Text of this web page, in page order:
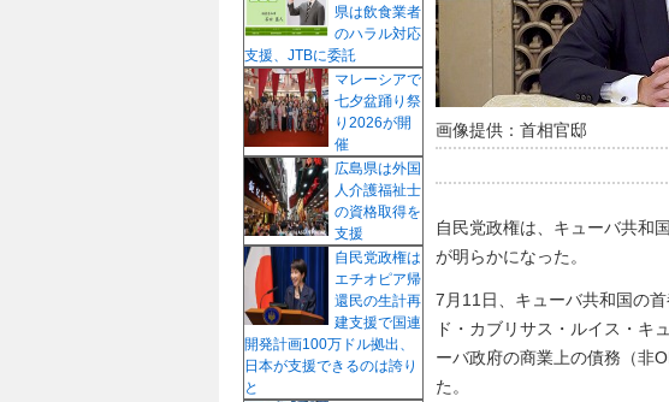
画像提供：首相官邸
自民党政権は、キューバ共和
が明らかになった。
7月11日、キューバ共和国の
ド・カブリサス・ルイス・キ
ーバ政府の商業上の債務（非
た。
県は飲食業者
のハラル対応
支援、JTBに委託
マレーシアで
七夕盆踊り祭
り2026が開
催
広島県は外国
人介護福祉士
の資格取得を
支援
自民党政権は
エチオピア帰
還民の生計再
建支援で国連
開発計画100万ドル拠出、
日本が支援できるのは誇り
と